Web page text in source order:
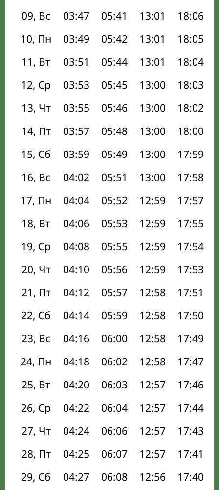
09, Вс
03:47 05:41 13:01 18:06
10, Пн
03:49 05:42 13:01 18:05
11, Вт
03:51 05:44 13:01 18:04
12, Ср
03:53 05:45 13:00 18:03
13, Чт
03:55 05:46 13:00 18:02
14, Пт
03:57 05:48 13:00 18:00
15, Сб
03:59 05:49 13:00 17:59
16, Вс
04:02 05:51 13:00 17:58
17, Пн
04:04 05:52 12:59 17:57
18, Вт
04:06 05:53 12:59 17:55
19, Ср
04:08 05:55 12:59 17:54
20, Чт
04:10 05:56 12:59 17:53
21, Пт
04:12 05:57 12:58 17:51
22, Сб
04:14 05:59 12:58 17:50
23, Вс
04:16 06:00 12:58 17:49
24, Пн
04:18 06:02 12:58 17:47
25, Вт
04:20 06:03 12:57 17:46
26, Ср
04:22 06:04 12:57 17:44
27, Чт
04:24 06:06 12:57 17:43
28, Пт
04:25 06:07 12:57 17:41
29, Сб
04:27 06:08 12:56 17:40